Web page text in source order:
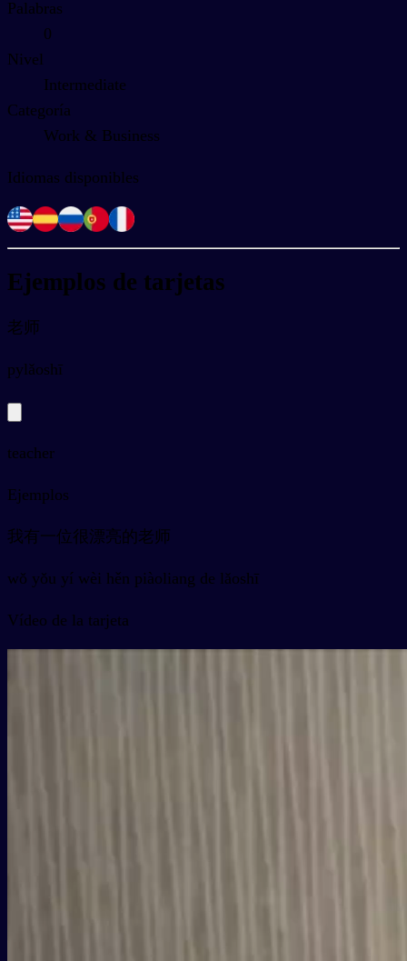
Palabras
0
Nivel
Intermediate
Categoría
Work & Business
Idiomas disponibles
Ejemplos de tarjetas
老师
pylǎoshī
teacher
Ejemplos
我有一位很漂亮的老师
wǒ yǒu yí wèi hěn piàoliang de lǎoshī
Vídeo de la tarjeta